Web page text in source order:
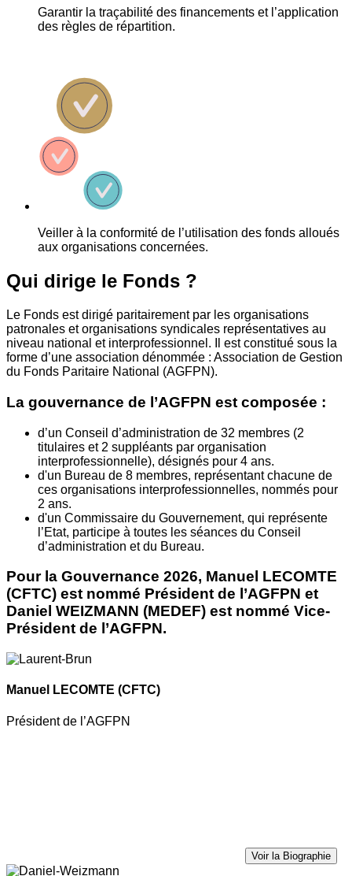
Garantir la traçabilité des financements et l’application
des règles de répartition.
Veiller à la conformité de l’utilisation des fonds alloués
aux organisations concernées.
Qui dirige le Fonds ?
Le Fonds est dirigé paritairement par les organisations
patronales et organisations syndicales représentatives au
niveau national et interprofessionnel. Il est constitué sous la
forme d’une association dénommée : Association de Gestion
du Fonds Paritaire National (AGFPN).
La gouvernance de l’AGFPN est composée :
d’un Conseil d’administration de 32 membres (2
titulaires et 2 suppléants par organisation
interprofessionnelle), désignés pour 4 ans.
d'un Bureau de 8 membres, représentant chacune de
ces organisations interprofessionnelles, nommés pour
2 ans.
d'un Commissaire du Gouvernement, qui représente
l’Etat, participe à toutes les séances du Conseil
d’administration et du Bureau.
Pour la Gouvernance 2026, Manuel LECOMTE
(CFTC) est nommé Président de l’AGFPN et
Daniel WEIZMANN (MEDEF) est nommé Vice-
Président de l’AGFPN.
Manuel LECOMTE (CFTC)
Président de l’AGFPN
Voir la Biographie